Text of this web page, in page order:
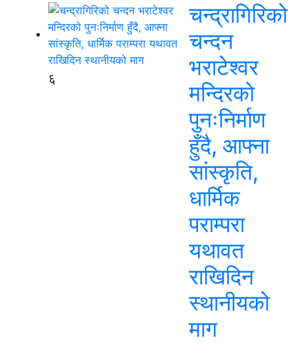
६
चन्द्रागिरिको
चन्दन
भराटेश्वर
मन्दिरको
पुनःनिर्माण
हुँदै, आफ्ना
सांस्कृति,
धार्मिक
पराम्परा
यथावत
राखिदिन
स्थानीयको
माग